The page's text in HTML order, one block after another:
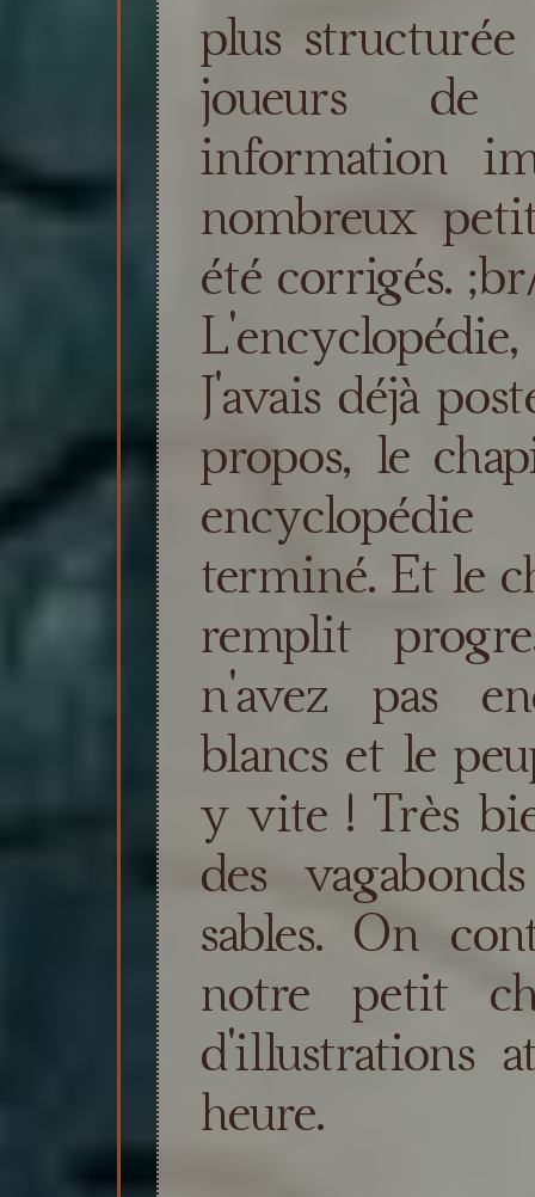
plus
joueurs de
information
nombreux
été corrigés.
J'avais déjà
propos, le
terminé. Et le
remplit
n'avez pas
blancs et le
y vite ! Très
des
sables. On
notre petit
d'illustrations
heure.